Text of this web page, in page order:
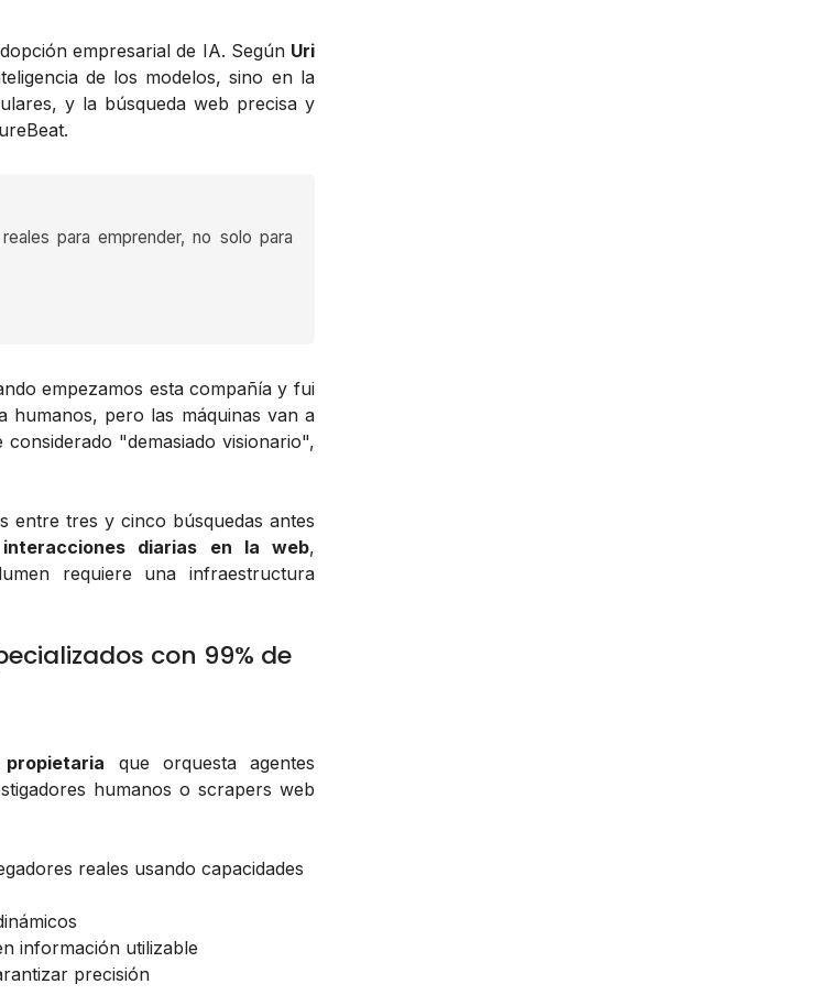
empresarial de IA. Según Uri
de los modelos, sino en la
y la búsqueda web precisa y
para emprender, no solo para
empezamos esta compañía y fui
humanos, pero las máquinas van a
"demasiado visionario",
entre tres y cinco búsquedas antes
diarias en la web,
requiere una infraestructura
con 99% de
que orquesta agentes
humanos o scrapers web
reales usando capacidades
información utilizable
precisión